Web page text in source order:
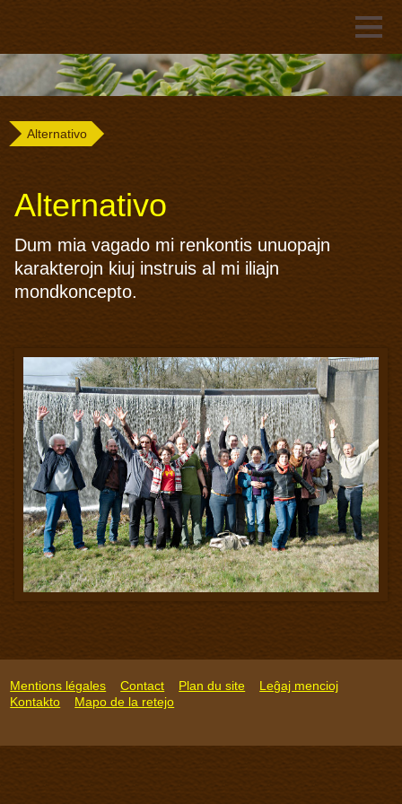
Alternativo
Alternativo
Dum mia vagado mi renkontis unuopajn
karakterojn kiuj instruis al mi iliajn
mondkoncepto.
Mentions légales Contact Plan du site
Leĝaj mencioj
Kontakto
Mapo de la retejo